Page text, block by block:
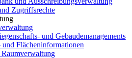
Zugriffsrechte
und Gebaudemanagements
und Flächeninformationen